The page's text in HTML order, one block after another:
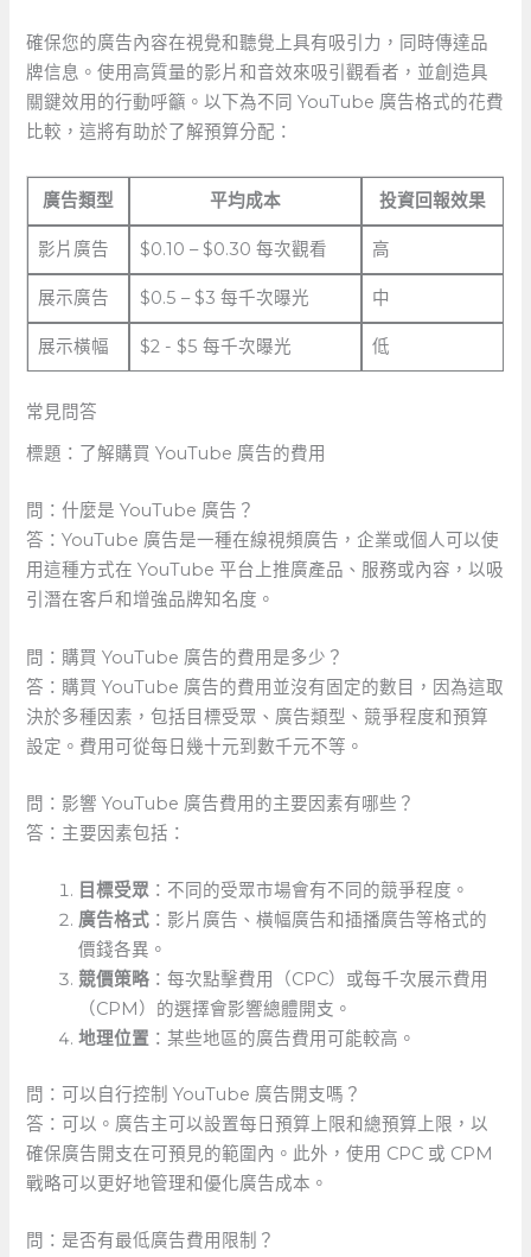
確保您的廣告內容在視覺和聽覺上具有吸引力，同時傳達品
牌信息。使用高質量的影片和音效來吸引觀看者，並創造具
關鍵效用的行動呼籲。以下為不同 YouTube 廣告格式的花費
比較，這將有助於了解預算分配：
廣告類型 平均成本 投資回報效果
影片廣告 $0.10 – $0.30 每次觀看 高
展示廣告 $0.5 – $3 ​每千次曝光 中
展示橫幅 $2 -‌ $5‍ 每千次曝光 低
常見問答
標題：了解購買 YouTube‌ 廣告的費用
問：什麼是 YouTube 廣告？
答：YouTube 廣告是一種在線視頻廣告，企業或個人可以使
用這種方式在 YouTube 平台上推廣產品、服務或內容，以吸
引潛在客戶和增強品牌知名度。
問：購買 ‌YouTube 廣告的費用是多少？
答：購買 YouTube 廣告的費用並沒有固定的數目，因為這取
決於多種因素，包括目標受眾、廣告類型、競爭程度和預算
設定。費用可從每日幾十元到數千元不等。
問：影響‌ YouTube 廣告費用的主要因素有哪些？
答：主要因素包括：
目標受眾 ：不同的受眾市場會有不同的競爭程度。
廣告格式 ：影片廣告、橫幅廣告和插播廣告等格式的
價錢各異。
競價策略 ：每次點擊費用（CPC）或每千次展示費用
（CPM）的選擇會影響總體開支。
地理位置 ：某些地區的廣告費用可能較高。
問：可以自行控制 YouTube 廣告開支嗎？ ‌
答：可以。廣告主可以設置每日預算上限和總預算上限，以
確保廣告開支在可預見的範圍內。此外，使用 CPC 或 CPM
戰略可以更好地管理和優化廣告成本。
問：是否有最低廣告費用限制？